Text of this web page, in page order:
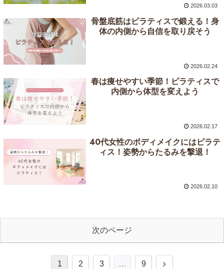
2026.03.03
骨盤底筋はピラティスで鍛える！身
体の内側から自信を取り戻そう
2026.02.24
春は痩せやすい季節！ピラティスで
内側から体型を変えよう
2026.02.17
40代女性のボディメイクにはピラテ
ィス！姿勢からたるみを撃退！
2026.02.10
次のページ
1 2 3 … 9
次